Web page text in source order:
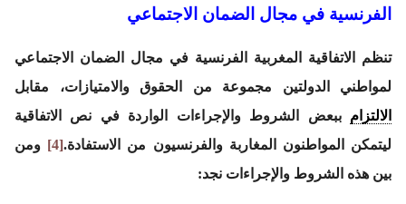
الفرنسية في مجال الضمان الاجتماعي
تنظم الاتفاقية المغربية الفرنسية في مجال الضمان الاجتماعي
لمواطني الدولتين مجموعة من الحقوق والامتيازات، مقابل
الالتزام ببعض الشروط والإجراءات الواردة في نص الاتفاقية
ليتمكن المواطنون المغاربة والفرنسيون من الاستفادة.[4]
ومن
بين هذه الشروط والإجراءات نجد: